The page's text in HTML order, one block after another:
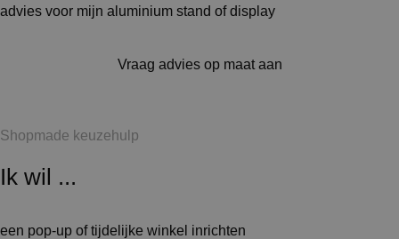
advies voor mijn aluminium stand of display
Vraag advies op maat aan
Shopmade keuzehulp
Ik wil ...
een pop-up of tijdelijke winkel inrichten